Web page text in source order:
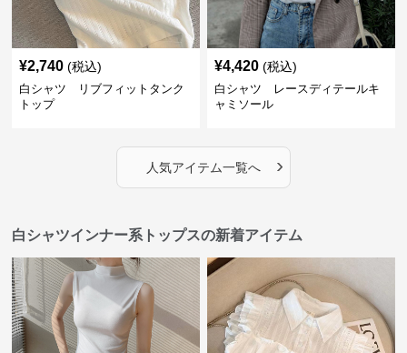
¥2,740 (税込)
白シャツ リブフィットタンク
トップ
¥4,420 (税込)
白シャツ レースディテールキ
ャミソール
人気アイテム一覧へ ›
白シャツインナー系トップスの新着アイテム